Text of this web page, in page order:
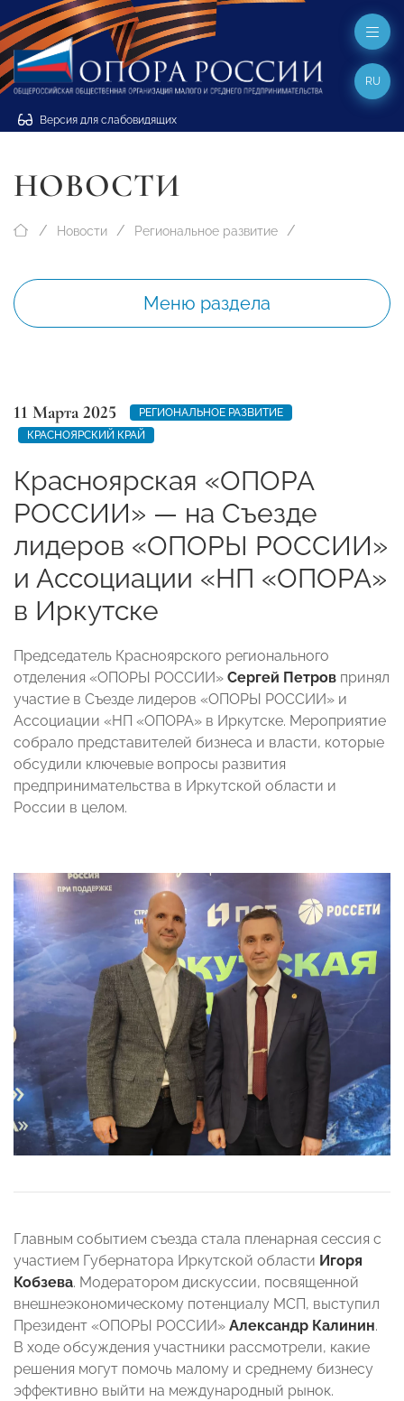
Версия для слабовидящих
RU
НОВОСТИ
Новости Региональное развитие
Меню раздела
11 Марта 2025
РЕГИОНАЛЬНОЕ РАЗВИТИЕ
КРАСНОЯРСКИЙ КРАЙ
Красноярская «ОПОРА
РОССИИ» — на Съезде
лидеров «ОПОРЫ РОССИИ»
и Ассоциации «НП «ОПОРА»
в Иркутске
Председатель Красноярского регионального
отделения «ОПОРЫ РОССИИ» Сергей Петров принял
участие в Съезде лидеров «ОПОРЫ РОССИИ» и
Ассоциации «НП «ОПОРА» в Иркутске. Мероприятие
собрало представителей бизнеса и власти, которые
обсудили ключевые вопросы развития
предпринимательства в Иркутской области и
России в целом.
Главным событием съезда стала пленарная сессия с
участием Губернатора Иркутской области Игоря
Кобзева. Модератором дискуссии, посвященной
внешнеэкономическому потенциалу МСП, выступил
Президент «ОПОРЫ РОССИИ» Александр Калинин.
В ходе обсуждения участники рассмотрели, какие
решения могут помочь малому и среднему бизнесу
эффективно выйти на международный рынок.